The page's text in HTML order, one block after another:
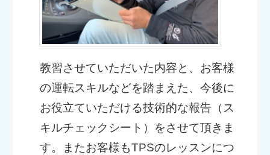
教習させていただいた内容と、お客様
の運転スキルなどを踏まえた、今後に
お役立ていただける技術的な報告（ス
キルチェックシート）をさせて頂きま
す。またお客様もTPSのレッスンにつ